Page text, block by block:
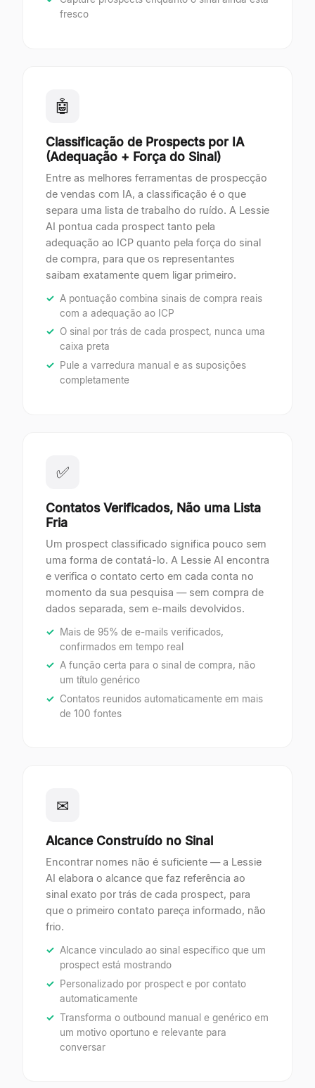
fresco
🤖
Classificação de Prospects por IA
(Adequação + Força do Sinal)
Entre as melhores ferramentas de prospecção
de vendas com IA, a classificação é o que
separa uma lista de trabalho do ruído. A Lessie
AI pontua cada prospect tanto pela
adequação ao ICP quanto pela força do sinal
de compra, para que os representantes
saibam exatamente quem ligar primeiro.
A pontuação combina sinais de compra reais
com a adequação ao ICP
O sinal por trás de cada prospect, nunca uma
caixa preta
Pule a varredura manual e as suposições
completamente
✅
Contatos Verificados, Não uma Lista
Fria
Um prospect classificado significa pouco sem
uma forma de contatá-lo. A Lessie AI encontra
e verifica o contato certo em cada conta no
momento da sua pesquisa — sem compra de
dados separada, sem e-mails devolvidos.
Mais de 95% de e-mails verificados,
confirmados em tempo real
A função certa para o sinal de compra, não
um título genérico
Contatos reunidos automaticamente em mais
de 100 fontes
✉
Alcance Construído no Sinal
Encontrar nomes não é suficiente — a Lessie
AI elabora o alcance que faz referência ao
sinal exato por trás de cada prospect, para
que o primeiro contato pareça informado, não
frio.
Alcance vinculado ao sinal específico que um
prospect está mostrando
Personalizado por prospect e por contato
automaticamente
Transforma o outbound manual e genérico em
um motivo oportuno e relevante para
conversar